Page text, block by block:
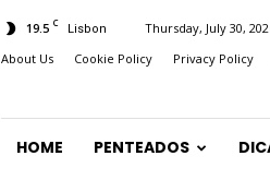
19.5 C Lisbon
Thursday, July 30,
About Us
Cookie Policy Privacy Policy
HOME PENTEADOS